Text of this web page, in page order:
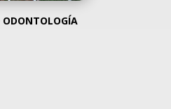
ODONTOLOGÍA